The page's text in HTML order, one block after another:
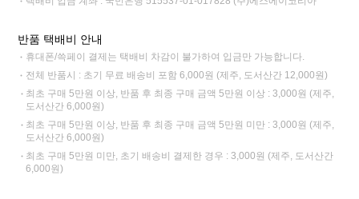
반품 택배비 안내
휴대폰/쓱페이 결제는 택배비 차감이 불가하여 입금만 가능합니다.
전체 반품시 : 초기 무료 배송비 포함 6,000원 (제주, 도서산간 12,000원)
최초 구매 5만원 이상, 반품 후 최종 구매 금액 5만원 이상 : 3,000원 (제주,
도서산간 6,000원)
최초 구매 5만원 이상, 반품 후 최종 구매 금액 5만원 미만 : 3,000원 (제주,
도서산간 6,000원)
최초 구매 5만원 미만, 초기 배송비 결제한 경우 : 3,000원 (제주, 도서산간
6,000원)